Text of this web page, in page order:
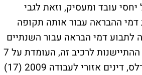
עובד ומעסיק, וזאת לגבי
ההבראה עבור אותה תקופה
לתבוע דמי הבראה עבור השנתיים
האחרונות שלפני תום תקופת העבודה, ובלבד שנתבעו בתוך תקופת ההתיישנות לרכיב זה, העומדת על 7
שנים [עב 2979/06 מרים מחול נ' מנזר האחיות הבורומאיות סנט צ'רלס, דינים אזורי לעבודה 2009 (17)